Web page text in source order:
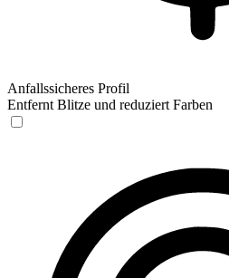
Anfallssicheres Profil
Entfernt Blitze und reduziert Farben